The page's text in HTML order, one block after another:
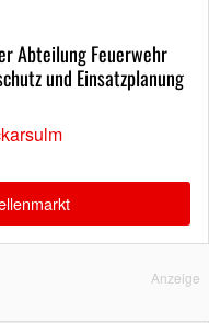
Abteilung Feuerwehr
und Einsatzplanung
Anzeige